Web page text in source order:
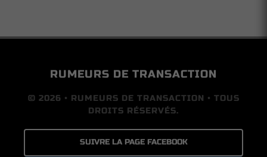
RUMEURS DE TRANSACTION
© 2026 • RUMEURS DE TRANSACTION • TOUS
DROITS RÉSERVÉS.
SUIVRE LA PAGE FACEBOOK